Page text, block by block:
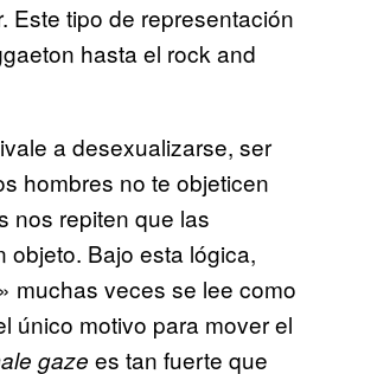
Este tipo de representación
hasta el rock and
a desexualizarse, ser
hombres no te objeticen
nos repiten que las
Bajo esta lógica,
muchas veces se lee como
único motivo para mover el
gaze es tan fuerte que